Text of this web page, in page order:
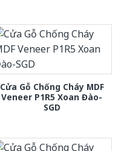
Cửa Gỗ Chống Cháy MDF
Veneer P1R5 Xoan Đào-
SGD